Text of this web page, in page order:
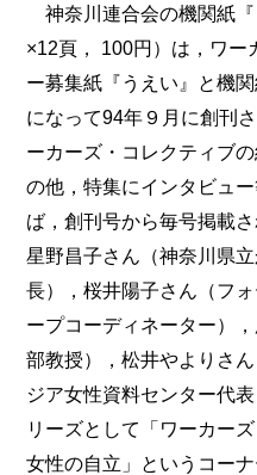
神奈川連合会の機関紙
×12頁， 100円）は，ワー
ー募集紙『うえい』と機
になって94年９月に創刊
ーカーズ・コレクティブ
の他，特集にインタビュ
ば，創刊号から毎号掲載
星野昌子さん（神奈川県
長），桜井陽子さん（フ
ープコーディネーター）
部教授），松井やよりさ
ジア女性資料センター代
リーズとして「ワーカー
女性の自立」というコー